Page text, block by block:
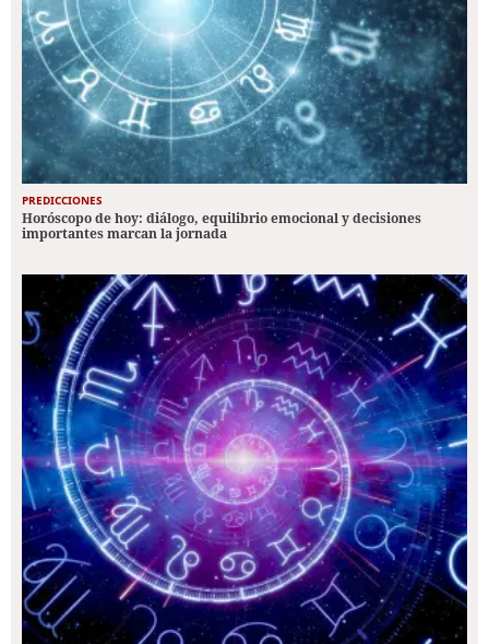
PREDICCIONES
Horóscopo de hoy: diálogo, equilibrio emocional y decisiones
importantes marcan la jornada